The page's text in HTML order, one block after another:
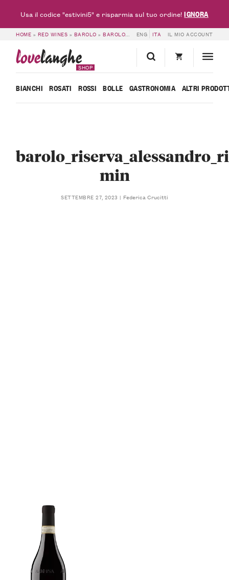
HOME » RED WINES » BAROLO »BAROLO DOCG RISERVA 2017 – ALESSANDRO RIVETTO ENG ITA IL MIO ACCOUNT
lovelanghe
SHOP
BIANCHI ROSATI ROSSI BOLLE GASTRONOMIA ALTRI
min
SETTEMBRE 27, 2023 Federica Crucitti
Usa il codice "estivini5" e risparmia sul tuo ordine!IGNORA